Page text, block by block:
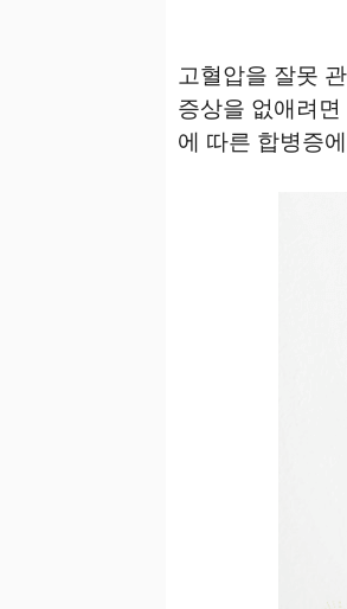
고혈압을 잘못
증상을 없애려
에 따른 합병증